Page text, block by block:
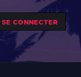
SE CONNECTER